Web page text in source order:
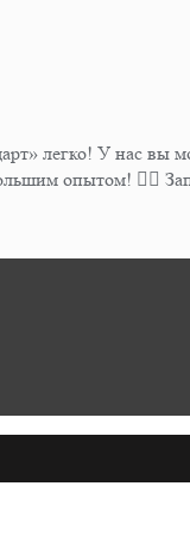
легко! У нас вы
опытом! 👍🏻